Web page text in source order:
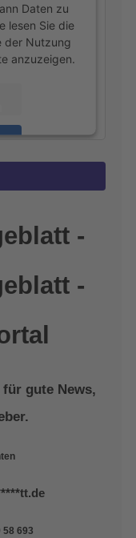
Daten zu
lesen Sie die
der Nutzung
anzuzeigen.
-
-
gute News,
tt.de
58 693